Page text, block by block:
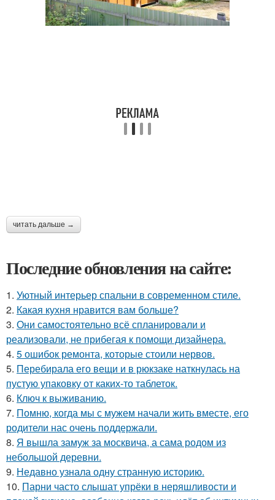
читать дальше →
Последние обновления на сайте:
1. Уютный интерьер спальни в современном стиле.
2. Какая кухня нравится вам больше?
3. Они самостоятельно всё спланировали и
реализовали, не прибегая к помощи дизайнера.
4. 5 ошибок ремонта, которые стоили нервов.
5. Перебирала его вещи и в рюкзаке наткнулась на
пустую упаковку от каких-то таблеток.
6. Ключ к выживанию.
7. Помню, когда мы с мужем начали жить вместе, его
родители нас очень поддержали.
8. Я вышла замуж за москвича, а сама родом из
небольшой деревни.
9. Недавно узнала одну странную историю.
10. Парни часто слышат упрёки в неряшливости и